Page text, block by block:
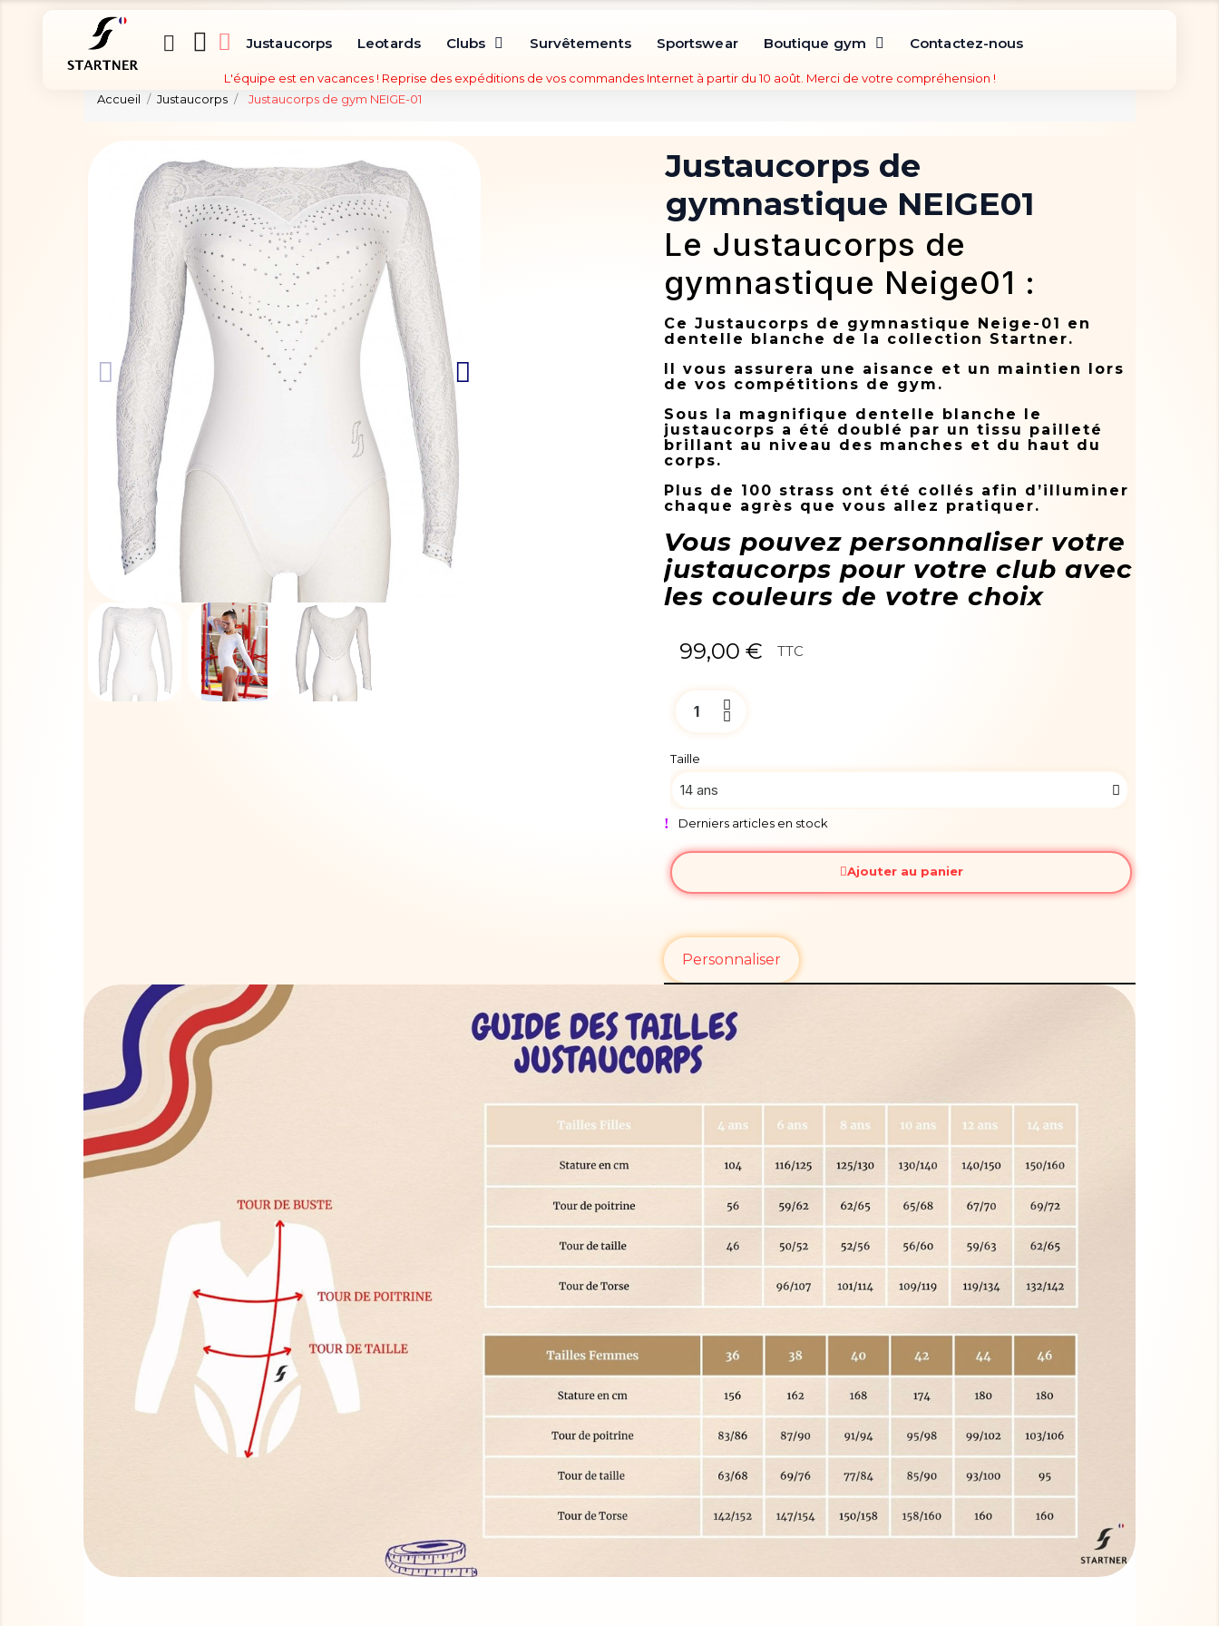
Justaucorps Leotards Clubs Survêtements Sportswear Boutique gym Contactez-nous
L'équipe est en vacances ! Reprise des expéditions de vos commandes Internet à partir du 10 août. Merci de votre compréhension !
Accueil
Justaucorps Justaucorps de gym NEIGE-01
Justaucorps de
gymnastique NEIGE01
Le Justaucorps de
gymnastique Neige01 :
Ce Justaucorps de gymnastique Neige-01 en
dentelle blanche de la collection Startner.
Il vous assurera une aisance et un maintien lors
de vos compétitions de gym.
Sous la magnifique dentelle blanche le
justaucorps a été doublé par un tissu pailleté
brillant au niveau des manches et du haut du
corps.
Plus de 100 strass ont été collés afin d’illuminer
chaque agrès que vous allez pratiquer.
Vous pouvez personnaliser votre
justaucorps pour votre club avec
les couleurs de votre choix
99,00 € TTC
Taille
Derniers articles en stock
Ajouter au panier
Personnaliser